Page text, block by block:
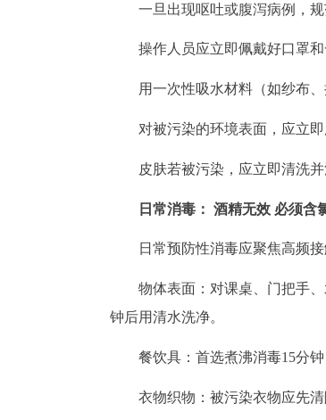
一旦出现呕吐或腹泻病例，
操作人员应立即佩戴好口罩和
用一次性吸水材料（如纱布
对被污染的环境表面，应立
皮肤若被污染，应立即清洗
日常消毒： 酒精无效 必须含
日常预防性消毒应聚焦高频
物体表面：对课桌、门把手
钟后用清水洗净。
餐饮具：首选煮沸消毒15分
衣物织物：被污染衣物应先